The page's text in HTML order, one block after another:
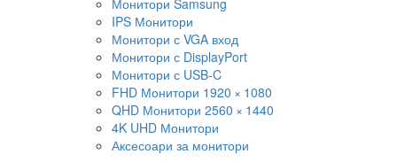
Монитори Samsung
IPS Монитори
Монитори с VGA вход
Монитори с DisplayPort
Монитори с USB-C
FHD Монитори 1920 × 1080
QHD Монитори 2560 × 1440
4K UHD Монитори
Аксесоари за монитори